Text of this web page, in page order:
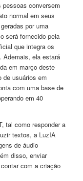
pessoas conversem
normal em seus
por uma
será fornecido pela
que integra os
Ademais, ela estará
em março deste
de usuários em
com uma base de
em 40
tal como responder a
textos, a LuzIA
de áudio
disso, enviar
com a criação